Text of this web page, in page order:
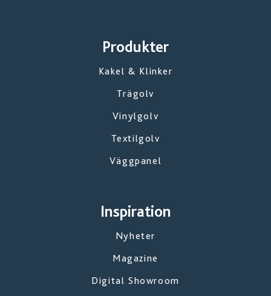
Produkter
Kakel & Klinker
Trägolv
Vinylgolv
Textilgolv
Väggpanel
Inspiration
Nyheter
Magazine
Digital Showroom